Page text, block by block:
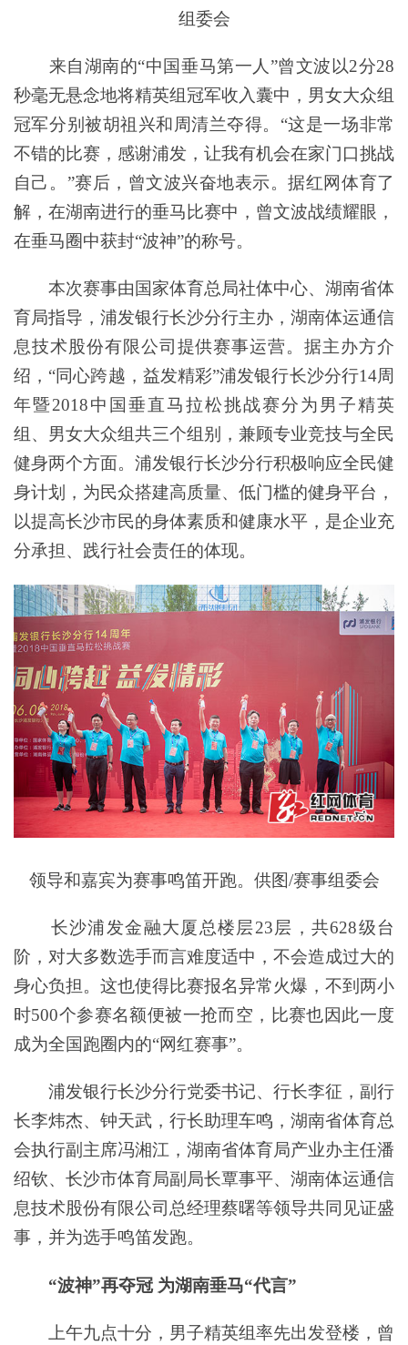
组委会
来自湖南的“中国垂马第一人”曾文波以2分28
秒毫无悬念地将精英组冠军收入囊中，男女大众组
冠军分别被胡祖兴和周清兰夺得。“这是一场非常
不错的比赛，感谢浦发，让我有机会在家门口挑战
自己。”赛后，曾文波兴奋地表示。据红网体育了
解，在湖南进行的垂马比赛中，曾文波战绩耀眼，
在垂马圈中获封“波神”的称号。
本次赛事由国家体育总局社体中心、湖南省体
育局指导，浦发银行长沙分行主办，湖南体运通信
息技术股份有限公司提供赛事运营。据主办方介
绍，“同心跨越，益发精彩”浦发银行长沙分行14周
年暨2018中国垂直马拉松挑战赛分为男子精英
组、男女大众组共三个组别，兼顾专业竞技与全民
健身两个方面。浦发银行长沙分行积极响应全民健
身计划，为民众搭建高质量、低门槛的健身平台，
以提高长沙市民的身体素质和健康水平，是企业充
分承担、践行社会责任的体现。
领导和嘉宾为赛事鸣笛开跑。供图/赛事组委会
长沙浦发金融大厦总楼层23层，共628级台
阶，对大多数选手而言难度适中，不会造成过大的
身心负担。这也使得比赛报名异常火爆，不到两小
时500个参赛名额便被一抢而空，比赛也因此一度
成为全国跑圈内的“网红赛事”。
浦发银行长沙分行党委书记、行长李征，副行
长李炜杰、钟天武，行长助理车鸣，湖南省体育总
会执行副主席冯湘江，湖南省体育局产业办主任潘
绍钦、长沙市体育局副局长覃事平、湖南体运通信
息技术股份有限公司总经理蔡曙等领导共同见证盛
事，并为选手鸣笛发跑。
“波神”再夺冠 为湖南垂马“代言”
上午九点十分，男子精英组率先出发登楼，曾